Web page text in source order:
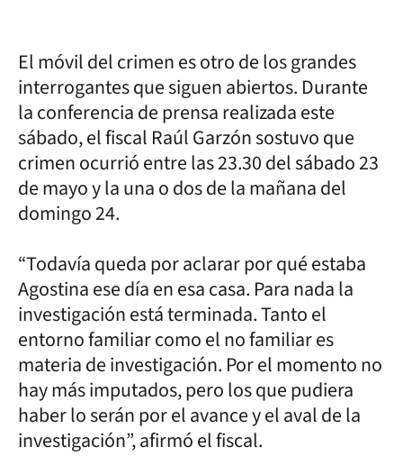
El móvil del crimen es otro de los grandes
interrogantes que siguen abiertos. Durante
la conferencia de prensa realizada este
sábado, el fiscal Raúl Garzón sostuvo que
crimen ocurrió entre las 23.30 del sábado 23
de mayo y la una o dos de la mañana del
domingo 24.
“Todavía queda por aclarar por qué estaba
Agostina ese día en esa casa. Para nada la
investigación está terminada. Tanto el
entorno familiar como el no familiar es
materia de investigación. Por el momento no
hay más imputados, pero los que pudiera
haber lo serán por el avance y el aval de la
investigación”, afirmó el fiscal.